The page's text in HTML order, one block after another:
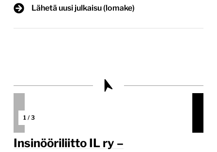
Lähetä uusi julkaisu (lomake)
1 / 3
Insinööriliitto IL ry –